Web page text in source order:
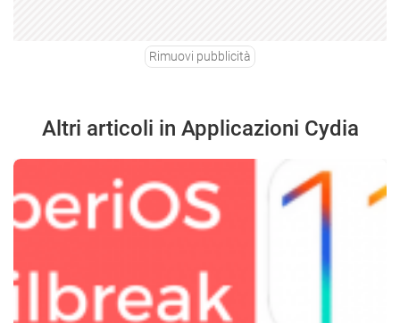
Rimuovi pubblicità
Altri articoli in Applicazioni Cydia